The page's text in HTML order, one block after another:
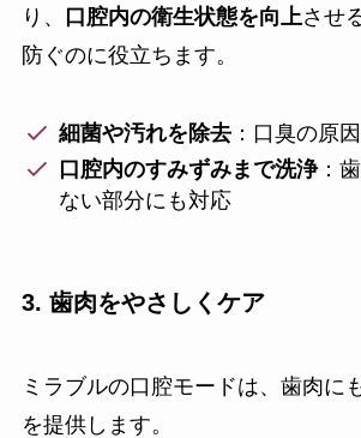
り、
口腔内の衛生状態を向上させ
防ぐのに役立ちます。
細菌や汚れを除去 ：口臭の原
口腔内のすみずみまで洗浄：
ない部分にも対応
3. 歯肉をやさしくケア
ミラブルの口腔モードは、歯肉に
を提供します。